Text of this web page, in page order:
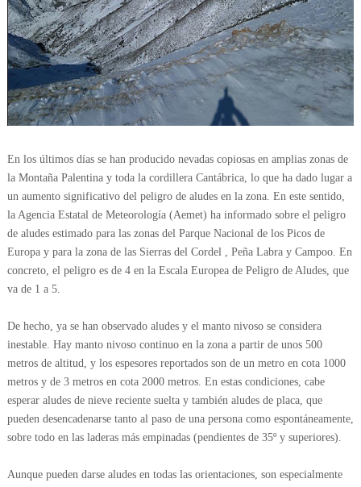
En los últimos días se han producido nevadas copiosas en amplias zonas de
la Montaña Palentina y toda la cordillera Cantábrica, lo que ha dado lugar a
un aumento significativo del peligro de aludes en la zona. En este sentido,
la Agencia Estatal de Meteorología (Aemet) ha informado sobre el peligro
de aludes estimado para las zonas del Parque Nacional de los Picos de
Europa y para la zona de las Sierras del Cordel , Peña Labra y Campoo. En
concreto, el peligro es de 4 en la Escala Europea de Peligro de Aludes, que
va de 1 a 5.
De hecho, ya se han observado aludes y el manto nivoso se considera
inestable. Hay manto nivoso continuo en la zona a partir de unos 500
metros de altitud, y los espesores reportados son de un metro en cota 1000
metros y de 3 metros en cota 2000 metros. En estas condiciones, cabe
esperar aludes de nieve reciente suelta y también aludes de placa, que
pueden desencadenarse tanto al paso de una persona como espontáneamente,
sobre todo en las laderas más empinadas (pendientes de 35º y superiores).
Aunque pueden darse aludes en todas las orientaciones, son especialmente